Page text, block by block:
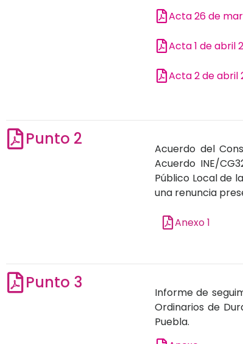
Acta 26 de
Acta 1 de abril
Acta 2 de abril
Punto 2
Acuerdo del
Acuerdo INE/
Público Local de
una renuncia
Anexo 1
Punto 3
Informe de
Ordinarios de
Puebla.